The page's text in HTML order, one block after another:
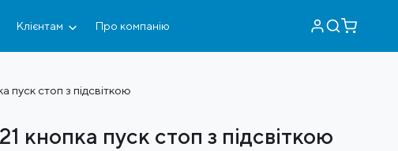
Клієнтам Про компанію
пуск стоп з підсвіткою
кнопка пуск стоп з підсвіткою